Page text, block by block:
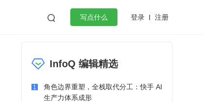
 写点什么 登录 注册
微服务架构 flutter
InfoQ 编辑精选
1
角色边界重塑，全栈取代分工：快手 AI
生产力体系成形